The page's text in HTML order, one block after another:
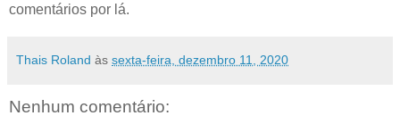
comentários por lá.
Thais Roland às sexta-feira, dezembro 11, 2020
Nenhum comentário: